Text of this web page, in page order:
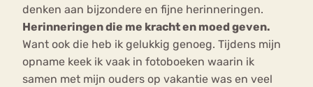
denken aan bijzondere en fijne herinneringen.
Herinneringen die me kracht en moed geven.
Want ook die heb ik gelukkig genoeg. Tijdens mijn
opname keek ik vaak in fotoboeken waarin ik
samen met mijn ouders op vakantie was en veel